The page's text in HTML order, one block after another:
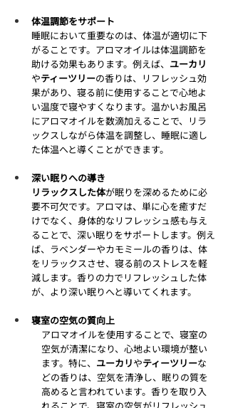
体温調節をサポート
睡眠において重要なのは、体温が適切に下
がることです。アロマオイルは体温調節を
助ける効果もあります。例えば、 ユーカリ
やティーツリーの香りは、リフレッシュ効
果があり、寝る前に使用することで心地よ
い温度で寝やすくなります。温かいお風呂
にアロマオイルを数滴加えることで、リラ
ックスしながら体温を調整し、睡眠に適し
た体温へと導くことができます。
深い眠りへの導き
リラックスした体が眠りを深めるために必
要不可欠です。アロマは、単に心を癒すだ
けでなく、身体的なリフレッシュ感も与え
ることで、深い眠りをサポートします。例え
ば、ラベンダーやカモミールの香りは、体
をリラックスさせ、寝る前のストレスを軽
減します。香りの力でリフレッシュした体
が、より深い眠りへと導いてくれます。
寝室の空気の質向上
アロマオイルを使用することで、寝室の
空気が清潔になり、心地よい環境が整い
ます。特に、 ユーカリやティーツリーな
どの香りは、空気を清浄し、眠りの質を
高めると言われています。香りを取り入